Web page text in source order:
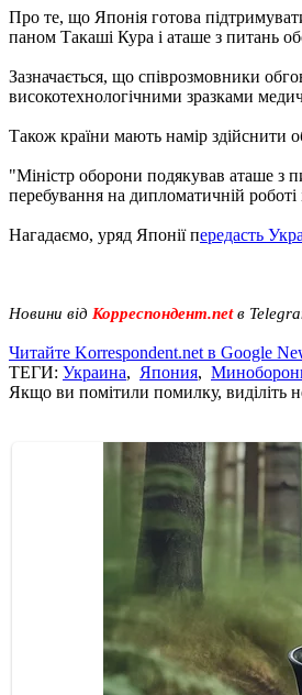
Про те, що Японія готова
паном Такаші Кура і аташе з питань
Зазначається, що співрозмовники
високотехнологічними зразками
Також країни мають намір здійснити
"Міністр оборони подякував аташе з
перебування на дипломатичній
Нагадаємо, уряд Японії передасть
Новини від Корреспондент.netв
Читайте Korrespondent.net в Google
ТЕГИ: Украина, Япония,
Якщо ви помітили помилку, виділіть